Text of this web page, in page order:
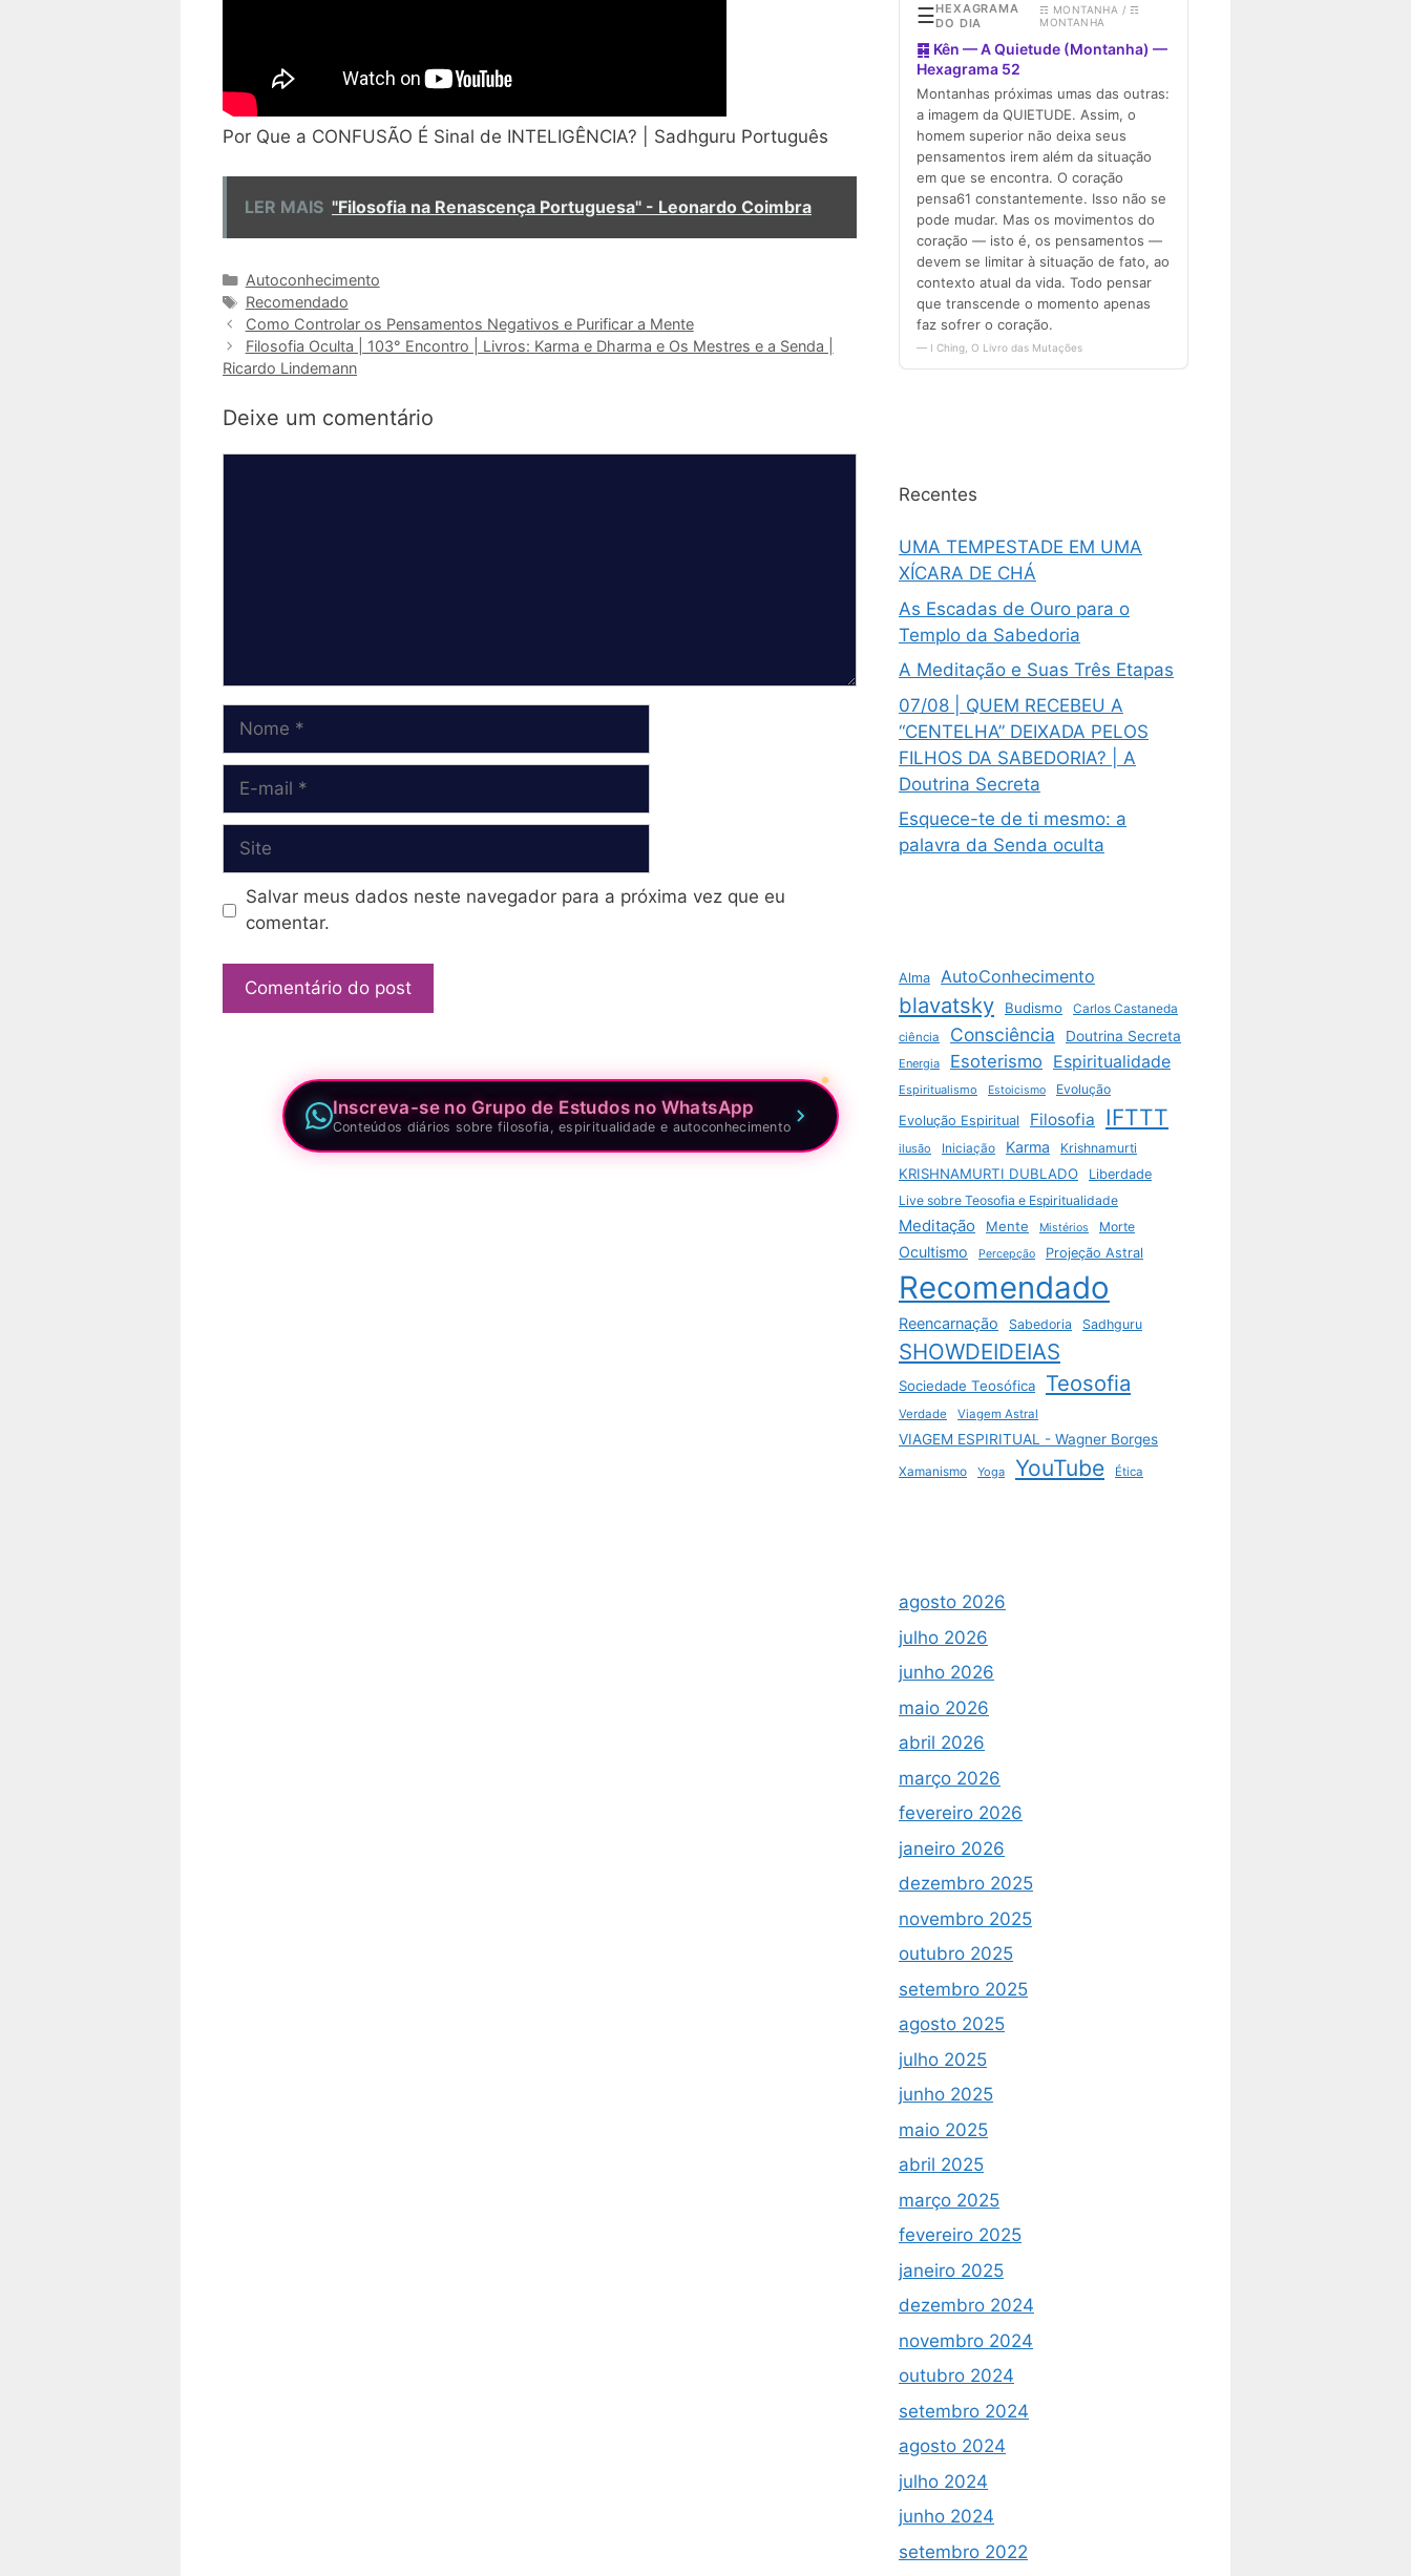
Por Que a CONFUSÃO É Sinal de INTELIGÊNCIA? | Sadhguru Português
LER MAIS "Filosofia na Renascença Portuguesa" - Leonardo Coimbra
Categorias
Autoconhecimento
Tags
Recomendado
Como Controlar os Pensamentos Negativos e Purificar a Mente
Filosofia Oculta | 103° Encontro | Livros: Karma e Dharma e Os Mestres e a Senda |
Ricardo Lindemann
Deixe um comentário
Nome
Site
Salvar meus dados neste navegador para a próxima vez que eu
comentar.
Inscreva-se no Grupo de Estudos no WhatsApp
Conteúdos diários sobre filosofia, espiritualidade e autoconhecimento
Recentes
UMA TEMPESTADE EM UMA
XÍCARA DE CHÁ
As Escadas de Ouro para o
Templo da Sabedoria
A Meditação e Suas Três Etapas
07/08 | QUEM RECEBEU A
“CENTELHA” DEIXADA PELOS
FILHOS DA SABEDORIA? | A
Doutrina Secreta
Esquece-te de ti mesmo: a
palavra da Senda oculta
Alma AutoConhecimento
blavatsky Budismo
Carlos Castaneda
ciência
Consciência Doutrina Secreta
Energia Esoterismo Espiritualidade
Espiritualismo Estoicismo
Evolução
Evolução Espiritual
Filosofia IFTTT
ilusão Iniciação Karma Krishnamurti
KRISHNAMURTI DUBLADO
Liberdade
Live sobre Teosofia e Espiritualidade
Meditação Mente Mistérios Morte
Ocultismo Percepção Projeção Astral
Recomendado
Reencarnação Sabedoria Sadhguru
SHOWDEIDEIAS
Sociedade Teosófica Teosofia
Verdade Viagem Astral
VIAGEM ESPIRITUAL - Wagner Borges
Xamanismo Yoga YouTube Ética
agosto 2026
julho 2026
junho 2026
maio 2026
abril 2026
março 2026
fevereiro 2026
janeiro 2026
dezembro 2025
novembro 2025
outubro 2025
setembro 2025
agosto 2025
julho 2025
junho 2025
maio 2025
abril 2025
março 2025
fevereiro 2025
janeiro 2025
dezembro 2024
novembro 2024
outubro 2024
setembro 2024
agosto 2024
julho 2024
junho 2024
setembro 2022